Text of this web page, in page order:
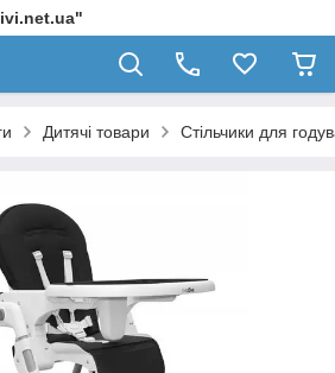
Дитячі товари Стільчики для